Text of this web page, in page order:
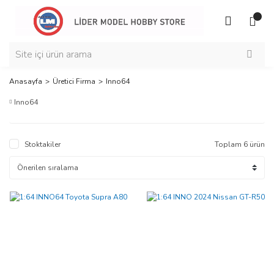
Anasayfa Üretici Firma Inno64
Inno64
Stoktakiler Toplam 6 ürün